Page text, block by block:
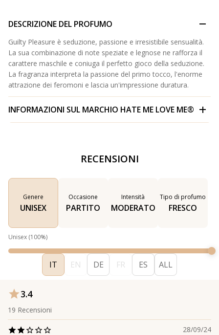
DESCRIZIONE DEL PROFUMO
Guilty Pleasure è seduzione, passione e irresistibile sensualità.
La sua combinazione di note speziate e legnose ne rafforza il
carattere maschile e coniuga il perfetto gioco della seduzione.
La fragranza interpreta la passione del primo tocco, l'enorme
attrazione dei feromoni e lascia un'impressione duratura.
INFORMAZIONI SUL MARCHIO HATE ME LOVE ME®
RECENSIONI
Genere
UNISEX
Occasione
PARTITO
Intensità
MODERATO
Tipo di profumo
FRESCO
Unisex (100%)
IT EN DE FR ES ALL
3.4
19 Recensioni
28/09/24